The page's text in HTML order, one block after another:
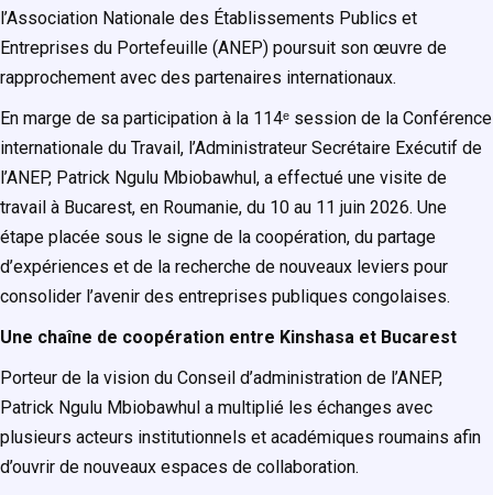
l’Association Nationale des Établissements Publics et
Entreprises du Portefeuille (ANEP) poursuit son œuvre de
rapprochement avec des partenaires internationaux.
En marge de sa participation à la 114ᵉ session de la Conférence
internationale du Travail, l’Administrateur Secrétaire Exécutif de
l’ANEP, Patrick Ngulu Mbiobawhul, a effectué une visite de
travail à Bucarest, en Roumanie, du 10 au 11 juin 2026. Une
étape placée sous le signe de la coopération, du partage
d’expériences et de la recherche de nouveaux leviers pour
consolider l’avenir des entreprises publiques congolaises.
Une chaîne de coopération entre Kinshasa et Bucarest
Porteur de la vision du Conseil d’administration de l’ANEP,
Patrick Ngulu Mbiobawhul a multiplié les échanges avec
plusieurs acteurs institutionnels et académiques roumains afin
d’ouvrir de nouveaux espaces de collaboration.